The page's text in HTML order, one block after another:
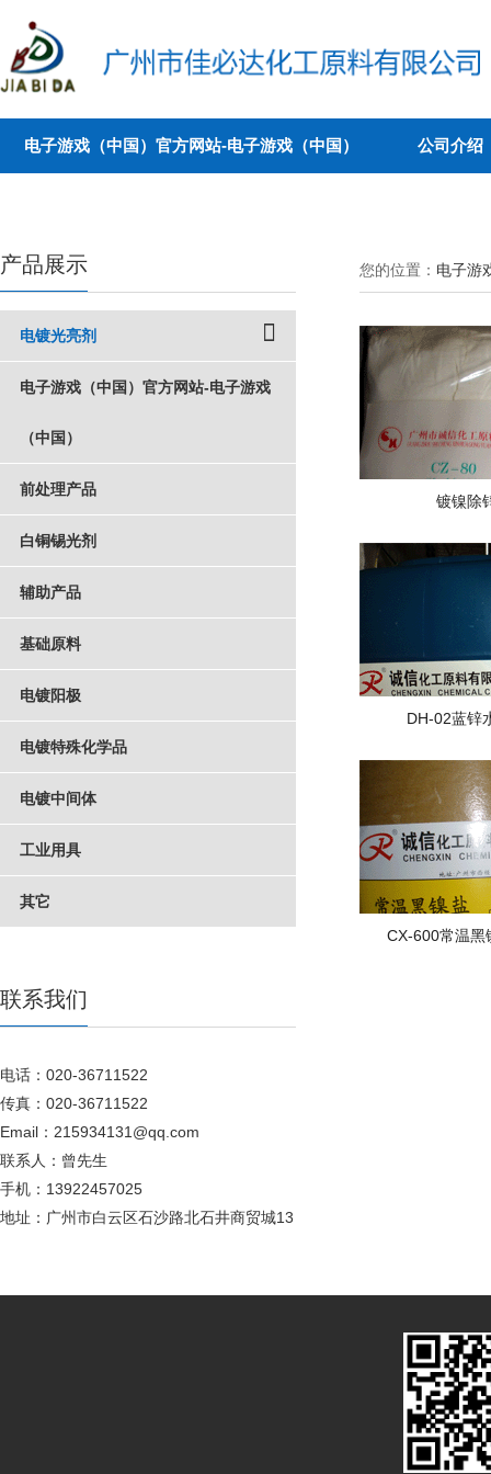
电子游戏（中国）官方网站-电子游戏（中国） 公司介绍
产品展示
电镀光亮剂
电子游戏（中国）官方网站-电子游戏
（中国） 
前处理产品
白铜锡光剂
辅助产品
基础原料
电镀阳极
电镀特殊化学品
电镀中间体
工业用具
其它
联系我们
电话：020-36711522
传真：020-36711522
Email：215934131@qq.com
联系人：曾先生
手机：13922457025
地址：广州市白云区石沙路北石井商贸城13
您的位置： 电子游戏
镀镍除
DH-02蓝锌
CX-600常温黑